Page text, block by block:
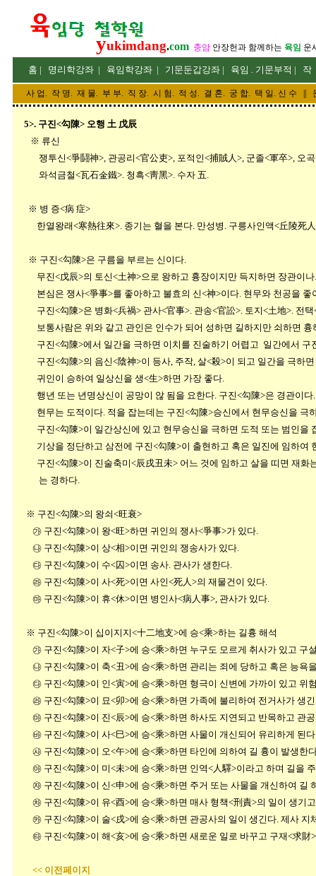
yukimdang.com 충암 안장헌과 함께하는 육임 운
홈 | 명리 학강좌 | 육임학강좌 | 기문둔갑강좌 | 육임 . 기문부적 | 작
사 업 . 작 명. 재 물. 부 부. 직 장. 시 험. 적 성. 결 혼. 궁 합. 택 일. 신 수
5>. 구진<勾陳> 오행 土 戊辰
※ 류신
쟁투신<爭鬪神>, 관공리<官公吏>, 포적인<捕賊人>, 군졸<軍卒>, 오곡
와석금철<瓦石金鐵>. 청흑<靑黑>. 수자 五.
※ 병 증<病 症>
한열왕래<寒熱往來>. 종기는 혈을 본다. 만성병. 구릉사인액<丘陵死人
※ 구진<勾陳>은 구름을 부르는 신이다.
무진<戊辰>의 토신<土神>으로 왕하고 흉장이지만 득지하면 장관이나.
본심은 쟁사<爭事>를 좋아하고 불효의 신<神>이다. 현무와 천공을 좋
구진<勾陳>은 병화<兵禍> 관사<官事>. 관송<官訟>. 토지<土地>. 전택
보통사람은 위와 같고 관인은 인수가 되어 성하면 길하지만 쇠하면 흉
구진<勾陳>에서 일간을 극하면 이치를 진술하기 어렵고 일간에서 구
구진<勾陳>의 음신<陰神>이 등사, 주작, 살<殺>이 되고 일간을 극하면
귀인이 승하여 일상신을 생<生>하면 가장 좋다.
행년 또는 년명상신이 공망이 않 됨을 요한다. 구진<勾陳>은 경관이
현무는 도적이다. 적을 잡는데는 구진<勾陳>승신에서 현무승신을 극
구진<勾陳>이 일간상신에 있고 현무승신을 극하면 도적 또는 범인을
기상을 정단하고 삼전에 구진<勾陳>이 출현하고 혹은 일진에 임하여
구진<勾陳>이 진술축미<辰戌丑未> 어느 것에 임하고 살을 띠면 재화
는 경하다.
※ 구진<勾陳>의 왕쇠<旺衰>
㉮ 구진<勾陳>이 왕<旺>하면 귀인의 쟁사<爭事>가 있다.
㉯ 구진<勾陳>이 상<相>이면 귀인의 쟁송사가 있다.
㉰ 구진<勾陳>이 수<囚>이면 송사. 관사가 생한다.
㉱ 구진<勾陳>이 사<死>이면 사인<死人>의 재물건이 있다.
㉲ 구진<勾陳>이 휴<休>이면 병인사<病人事>, 관사가 있다.
※ 구진<勾陳>이 십이지지<十二地支>에 승<乘>하는 길흉 해석
㉮ 구진<勾陳>이 자<子>에 승<乘>하면 누구도 모르게 취사가 있고 구
㉯ 구진<勾陳>이 축<丑>에 승<乘>하면 관리는 죄에 당하고 혹은 능욕
㉰ 구진<勾陳>이 인<寅>에 승<乘>하면 형극이 신변에 가까이 있고 위
㉱ 구진<勾陳>이 묘<卯>에 승<乘>하면 가족에 불리하여 전거사가 생
㉲ 구진<勾陳>이 진<辰>에 승<乘>하면 하사도 지연되고 반목하고 관
㉳ 구진<勾陳>이 사<巳>에 승<乘>하면 사물이 개신되어 유리하게 된다
㉴ 구진<勾陳>이 오<午>에 승<乘>하면 타인에 의하여 길 흉이 발생한
㉵ 구진<勾陳>이 미<未>에 승<乘>하면 인역<人驛>이라고 하며 길을
㉶ 구진<勾陳>이 신<申>에 승<乘>하면 주거 또는 사물을 개신하여 길
㉷ 구진<勾陳>이 유<酉>에 승<乘>하면 매사 형책<刑責>의 일이 생기
㉸ 구진<勾陳>이 술<戌>에 승<乘>하면 관공사의 일이 생긴다. 제사 지
㉹ 구진<勾陳>이 해<亥>에 승<乘>하면 새로운 일로 바꾸고 구재<求財
<< 이전페이지